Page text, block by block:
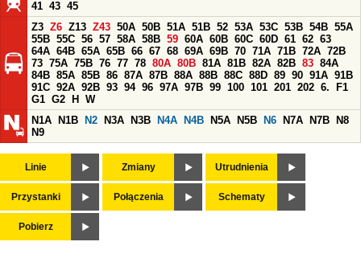
41 43 45
Z3 Z6 Z13 Z43 50A 50B 51A 51B 52 53A 53C 53B 54B 55A
55B 55C 56 57 58A 58B 59 60A 60B 60C 60D 61 62 63
64A 64B 65A 65B 66 67 68 69A 69B 70 71A 71B 72A 72B
73 75A 75B 76 77 78 80A 80B 81A 81B 82A 82B 83 84A
84B 85A 85B 86 87A 87B 88A 88B 88C 88D 89 90 91A 91B
91C 92A 92B 93 94 96 97A 97B 99 100 101 201 202 6.
F1
G1 G2 H
W
N1A
N1B N2 N3A N3B N4A N4B N5A N5B N6 N7A N7B
N8
N9
Linie Zmiany Utrudnienia
Przystanki Połączenia Schematy
Pobierz